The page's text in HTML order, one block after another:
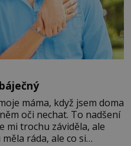
máma, když jsem doma
oči nechat. To nadšení
mi trochu záviděla, ale
ráda, ale co si